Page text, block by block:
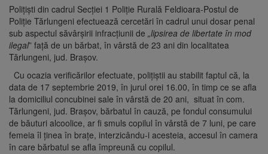
Polițiști din cadrul Secției 1 Poliție Rurală Feldioara-Postul de
Poliție Tărlungeni efectuează cercetări în cadrul unui dosar penal
sub aspectul săvârșirii infracțiunii de „lipsirea de libertate în mod
ilegal” față de un bărbat, în vârstă de 23 ani din localitatea
Tărlungeni, jud. Brașov.
Cu ocazia verificărilor efectuate, polițiștii au stabilit faptul că, la
data de 17 septembrie 2019, în jurul orei 16.00, în timp ce se afla
la domiciliul concubinei sale în vârstă de 20 ani, situat în com.
Tărlungeni, jud. Brașov, bărbatul în cauză, pe fondul consumului
de băuturi alcoolice, ar fi smuls copilul în vârstă de 7 luni, pe care
femeia îl ținea în brațe, interzicându-i acesteia, accesul în camera
în care bărbatul se afla împreună cu copilul.